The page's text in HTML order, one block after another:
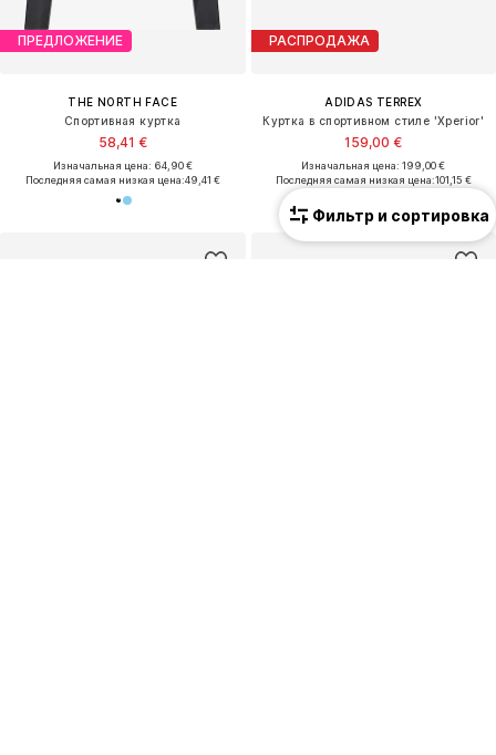
ПРЕДЛОЖЕНИЕ
THE NORTH FACE
Спортивная куртка
58,41 €
Изначальная цена: 64,90 €
Последняя самая низкая цена:49,41 €
РАСПРОДАЖА
ADIDAS TERREX
Куртка в спортивном стиле 'Xperior'
159,00 €
Изначальная цена: 199,00 €
Последняя самая низкая цена:101,15 €
Фильтр и сортировка